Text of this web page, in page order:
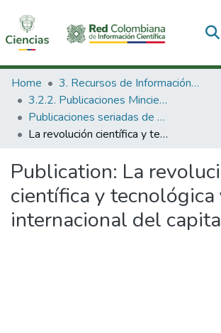
Communities & Collections
All of DSpace
Statistics
Home
3. Recursos de Información Científica y Tecnológica
3.2.2. Publicaciones Minciencias
Publicaciones seriadas de Minciencias
La revolución científica y tecnológica y crisis internacional del capitalismo
Publication: La
científica y tecnológica
internacional del